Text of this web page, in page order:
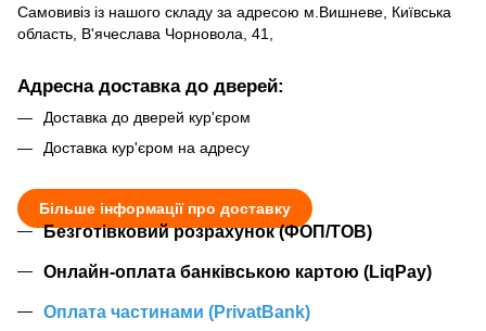
Самовивіз із нашого складу за адресою м.Вишневе, Київська
область, В'ячеслава Чорновола, 41,
Адресна доставка до дверей:
Доставка до дверей кур'єром
Доставка кур'єром на адресу
Більше інформації про доставку
Безготівковий розрахунок (ФОП/ТОВ)
Онлайн-оплата банківською картою (LiqPay)
Оплата частинами (PrivatBank)